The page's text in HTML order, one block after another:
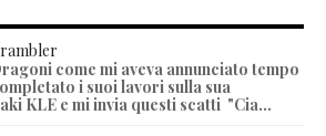
come mi aveva annunciato tempo
i suoi lavori sulla sua
KLE e mi invia questi scatti "Cia...